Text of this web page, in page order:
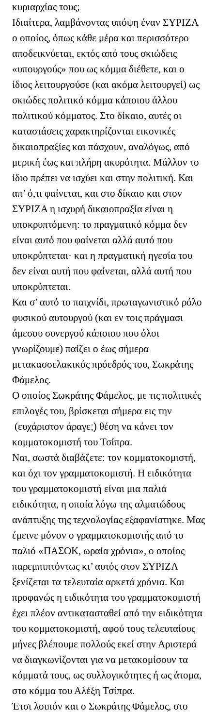
κυριαρχίας τους;
Ιδιαίτερα, λαμβάνοντας υπόψη έναν ΣΥΡΙΖΑ
ο οποίος, όπως κάθε μέρα και περισσότερο
αποδεικνύεται, εκτός από τους σκιώδεις
«υπουργούς» που ως κόμμα διέθετε, και ο
ίδιος λειτουργούσε (και ακόμα λειτουργεί) ως
σκιώδες πολιτικό κόμμα κάποιου άλλου
πολιτικού κόμματος. Στο δίκαιο, αυτές οι
καταστάσεις χαρακτηρίζονται εικονικές
δικαιοπραξίες και πάσχουν, αναλόγως, από
μερική έως και πλήρη ακυρότητα. Μάλλον το
ίδιο πρέπει να ισχύει και στην πολιτική. Και
απ’ ό,τι φαίνεται, και στο δίκαιο και στον
ΣΥΡΙΖΑ η ισχυρή δικαιοπραξία είναι η
υποκρυπτόμενη: το πραγματικό κόμμα δεν
είναι αυτό που φαίνεται αλλά αυτό που
υποκρύπτεται· και η πραγματική ηγεσία του
δεν είναι αυτή που φαίνεται, αλλά αυτή που
υποκρύπτεται.
Και σ’ αυτό το παιχνίδι, πρωταγωνιστικό ρόλο
φυσικού αυτουργού (και εν τοις πράγμασι
άμεσου συνεργού κάποιου που όλοι
γνωρίζουμε) παίζει ο έως σήμερα
μετακασσελακικός πρόεδρός του, Σωκράτης
Φάμελος.
Ο οποίος Σωκράτης Φάμελος, με τις πολιτικές
επιλογές του, βρίσκεται σήμερα εις την
(ευχάριστον άραγε;) θέση να κάνει τον
κομματοκομιστή του Τσίπρα.
Ναι, σωστά διαβάζετε: τον κομματοκομιστή,
και όχι τον γραμματοκομιστή. Η ειδικότητα
του γραμματοκομιστή είναι μια παλιά
ειδικότητα, η οποία λόγω της αλματώδους
ανάπτυξης της τεχνολογίας εξαφανίστηκε. Μας
έμεινε μόνον ο γραμματοκομιστής από το
παλιό «ΠΑΣΟΚ, ωραία χρόνια», ο οποίος
παρεμπιπτόντως κι’ αυτός στον ΣΥΡΙΖΑ
ξενίζεται τα τελευταία αρκετά χρόνια. Και
προφανώς η ειδικότητα του γραμματοκομιστή
έχει πλέον αντικατασταθεί από την ειδικότητα
του κομματοκομιστή, αφού τους τελευταίους
μήνες βλέπουμε πολλούς εκεί στην Αριστερά
να διαγκωνίζονται για να μετακομίσουν τα
κόμματά τους, ως συλλογικότητες ή ως άτομα,
στο κόμμα του Αλέξη Τσίπρα.
Έτσι λοιπόν και ο Σωκράτης Φάμελος, στο